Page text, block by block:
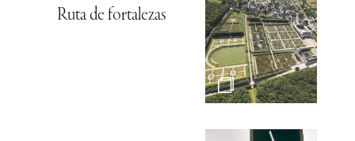
Ruta de fortalezas